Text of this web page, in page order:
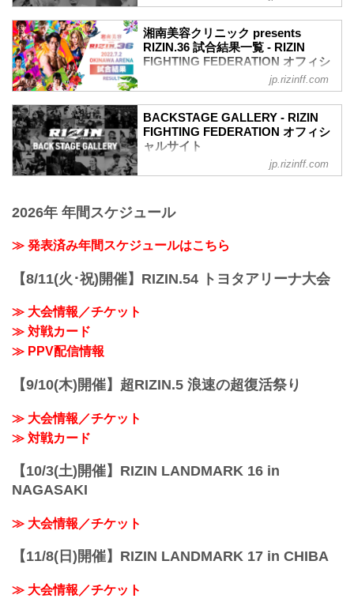
収めた「BACKSTAGE GALLERY」
第10試合〜第13試合までのvol.1はこちら
第9試合 ／昇侍 vs. ヤン・ジヨン
第8試合 ／渡慶次幸平 vs. 岸本篤史
岸本篤史3
渡慶次幸平3
第7試合 ／大雅 vs. 新田宗一朗
新田宗一朗3
藤田大和3
曹竜也3
第5試合 ／村元友太郎 vs. BJ
村元友太郎3
第4試合 ／伊藤裕樹 vs. 宮城友一
湘南美容クリニック presents
RIZIN.36 試合結果一覧 - RIZIN
FIGHTING FEDERATION オフィシ
RIZIN MMAルール：5分 3R（66.0kg）
（LOSE）鈴木博昭 vs. 平本蓮（WIN）
3R 判定 （1-2）
第12試合 ／山本美憂 vs. 大島沙緒里
（WIN）
≫ 試合結果詳細
RIZIN MMAルール：5分 3R（54.0kg）
jp.rizinff.com
BACKSTAGE GALLERY - RIZIN
FIGHTING FEDERATION オフィシ
ャルサイト
BACKSTAGE GALLERY の記事一覧 - 格
イジン ファイティング フェデレーショ
いきます。
jp.rizinff.com
2026年 年間スケジュール
≫ 発表済み年間スケジュールはこちら
【8/11(火･祝)開催】RIZIN.54 トヨタアリーナ大会
≫ 大会情報／チケット
≫ 対戦カード
≫ PPV配信情報
【9/10(木)開催】超RIZIN.5 浪速の超復活祭り
≫ 大会情報／チケット
≫ 対戦カード
【10/3(土)開催】RIZIN LANDMARK 16 in
NAGASAKI
≫ 大会情報／チケット
【11/8(日)開催】RIZIN LANDMARK 17 in CHIBA
≫ 大会情報／チケット